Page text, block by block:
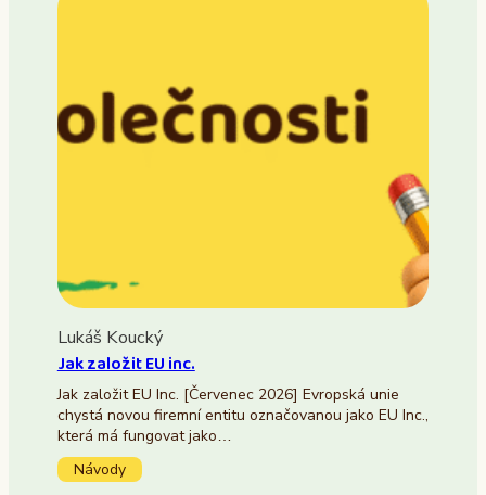
Lukáš Koucký
Jak založit EU inc.
Jak založit EU Inc. [Červenec 2026] Evropská unie
chystá novou firemní entitu označovanou jako EU Inc.,
která má fungovat jako…
Návody